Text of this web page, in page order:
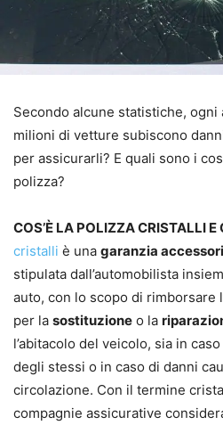
Secondo alcune statistiche, ogni
milioni di vetture subiscono
per assicurarli? E quali sono i
polizza?
COS’È LA POLIZZA CRISTALLI E
cristalli è una garanzia
stipulata dall’automobilista
auto, con lo scopo di rimborsare
per la sostituzione o la
l’abitacolo del veicolo, sia in
degli stessi o in caso di danni
circolazione. Con il termine
compagnie assicurative